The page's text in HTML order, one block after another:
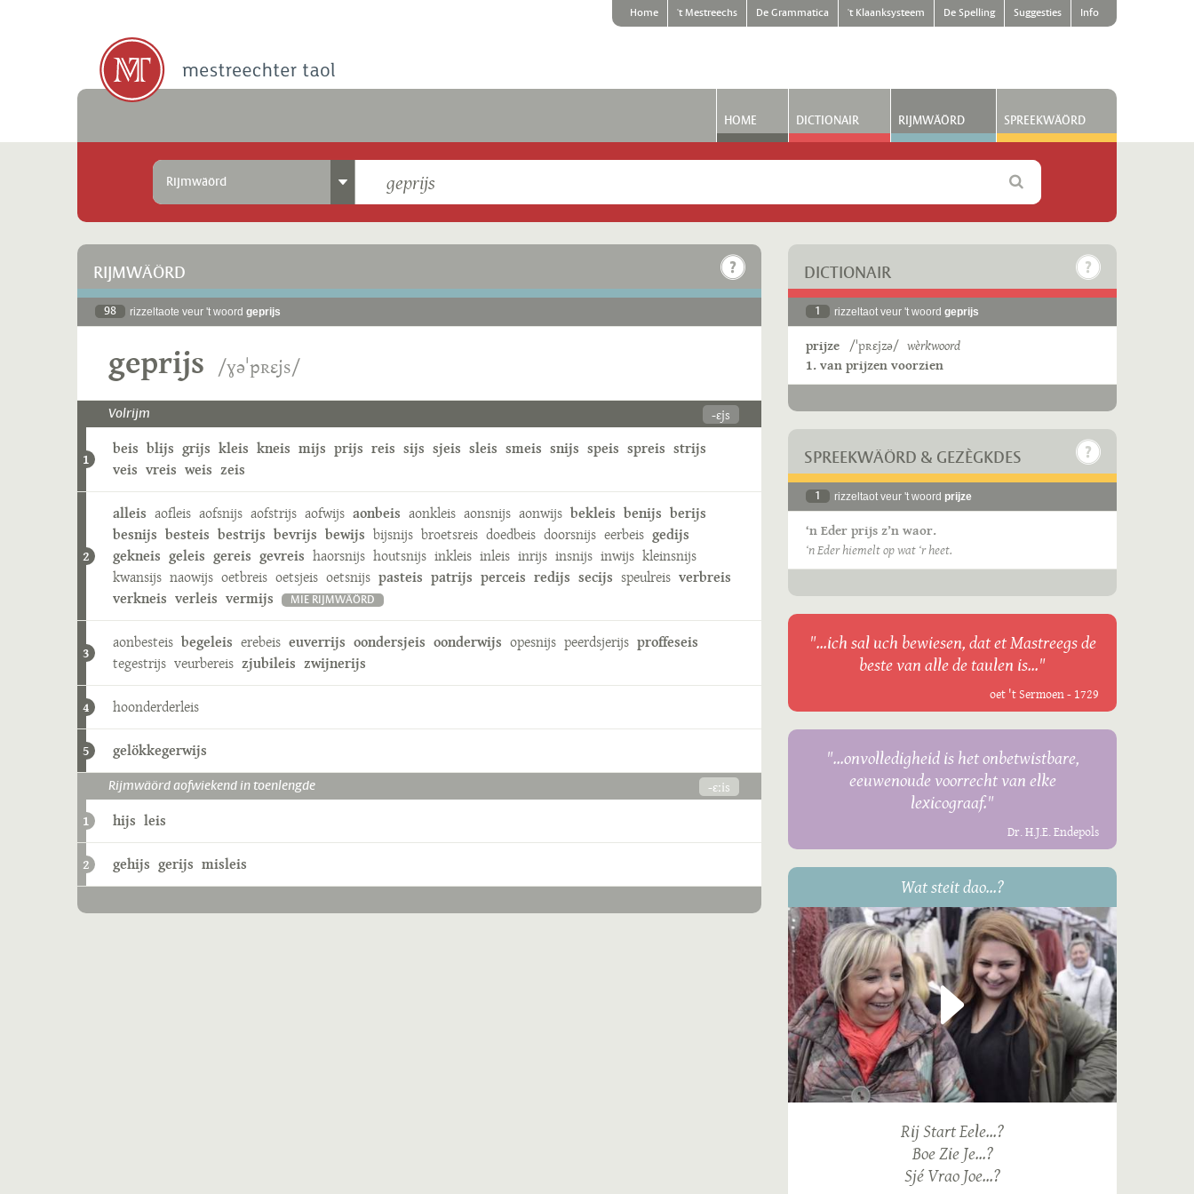
Home 't Mestreechs De Grammatica 't Klaanksysteem De Spelling Suggesties Info
HOME DICTIONAIR RIJMWÄÖRD SPREEKWÄÖRD
Rijmwäörd
RIJMWÄÖRD
98 rizzeltaote veur 't woord geprijs
geprijs /ɣəˈpʀɛjs/
Volrijm -ɛjs
1
beis blijs grijs kleis kneis mijs prijs reis sijs sjeis sleis smeis snijs speis spreis strijs
veis vreis weis zeis
2
alleis aofleis aofsnijs aofstrijs aofwijs aonbeis aonkleis aonsnijs aonwijs bekleis benijs berijs
besnijs besteis bestrijs bevrijs bewijs bijsnijs broetsreis doedbeis doorsnijs eerbeis gedijs
gekneis geleis gereis gevreis haorsnijs houtsnijs inkleis inleis inrijs insnijs inwijs kleinsnijs
kwansijs naowijs oetbreis oetsjeis oetsnijs pasteis patrijs perceis redijs secijs speulreis verbreis
verkneis verleis vermijs MIE RIJMWÄÖRD
3
aonbesteis begeleis erebeis euverrijs oondersjeis oonderwijs opesnijs peerdsjerijs proffeseis
tegestrijs veurbereis zjubileis zwijnerijs
4 hoonderderleis
5 gelökkegerwijs
Rijmwäörd aofwiekend in toenlengde -ɛːis
1 hijs leis
2 gehijs gerijs misleis
DICTIONAIR
1 rizzeltaot veur 't woord geprijs
prijze /ˈpʀɛjzə/ wèrkwoord
1. van prijzen voorzien
SPREEKWÄÖRD & GEZÈGKDES
1 rizzeltaot veur 't woord prijze
‘n Eder prijs z’n waor.
‘n Eder hiemelt op wat ‘r heet.
"...ich sal uch bewiesen, dat et Mastreegs de
beste van alle de taulen is..."
oet 't Sermoen - 1729
"...onvolledigheid is het onbetwistbare,
eeuwenoude voorrecht van elke
lexicograaf."
Dr. H.J.E. Endepols
Wat steit dao...?
Rij Start Eele...?
Boe Zie Je...?
Sjé Vrao Joe...?